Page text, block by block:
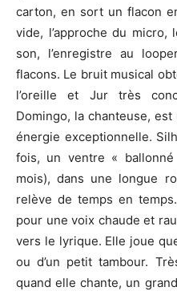
carton, en sort un flacon
vide, l’approche du
son, l’enregistre au
flacons. Le bruit musical
l’oreille et Jur très
Domingo, la chanteuse,
énergie exceptionnelle.
fois, un ventre «
mois), dans une longue
relève de temps en
pour une voix chaude et
vers le lyrique. Elle joue
ou d’un petit tambour.
quand elle chante, un